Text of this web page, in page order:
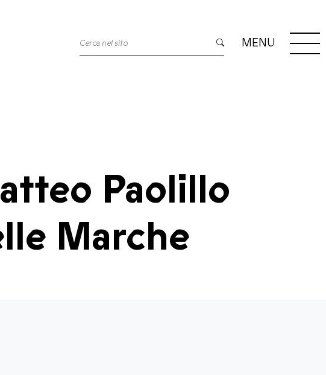
MENU
Paolillo
Marche